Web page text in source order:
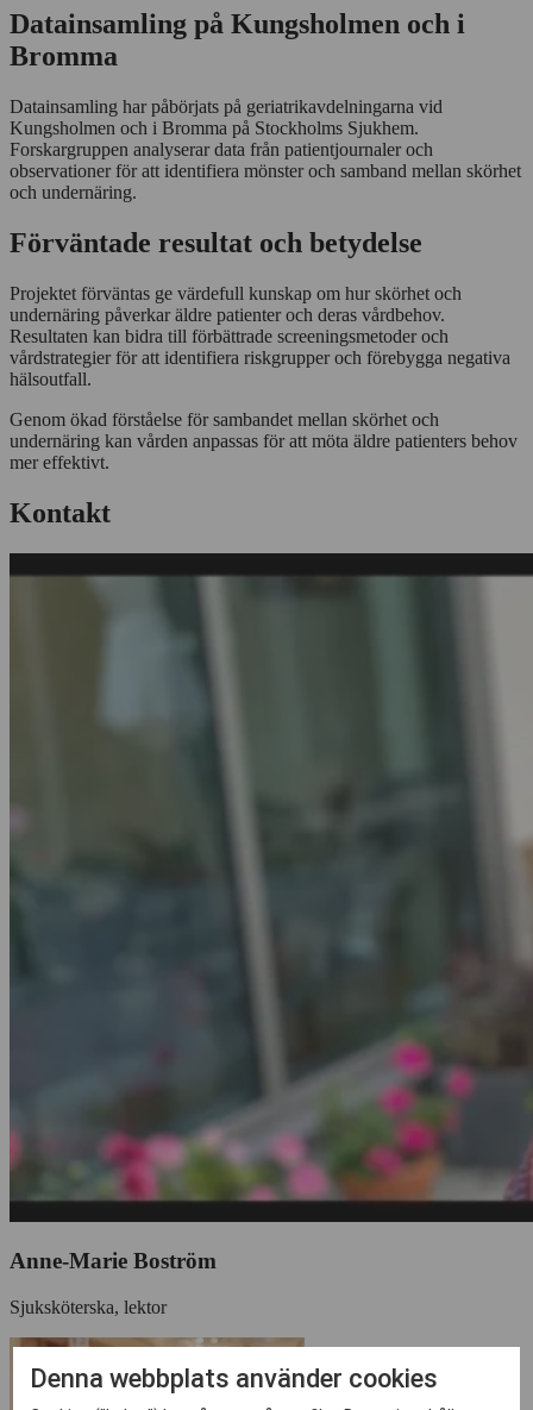
Datainsamling på Kungsholmen och i
Bromma
Datainsamling har påbörjats på geriatrikavdelningarna vid
Kungsholmen och i Bromma på Stockholms Sjukhem.
Forskargruppen analyserar data från patientjournaler och
observationer för att identifiera mönster och samband mellan skörhet
och undernäring.
Förväntade resultat och betydelse
Projektet förväntas ge värdefull kunskap om hur skörhet och
undernäring påverkar äldre patienter och deras vårdbehov.
Resultaten kan bidra till förbättrade screeningsmetoder och
vårdstrategier för att identifiera riskgrupper och förebygga negativa
hälsoutfall.
Genom ökad förståelse för sambandet mellan skörhet och
undernäring kan vården anpassas för att möta äldre patienters behov
mer effektivt.
Kontakt
Anne-Marie Boström
Sjuksköterska, lektor
Denna webbplats använder cookies